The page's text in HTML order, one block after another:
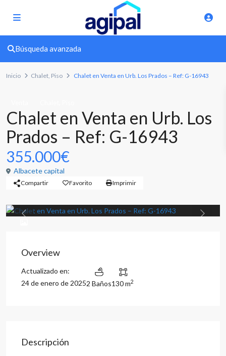
Búsqueda avanzada
Inicio Chalet, Piso Chalet en Venta en Urb. Los Prados – Ref: G-16943
Chalet en Venta en Urb. Los
Prados – Ref: G-16943
355.000€
Albacete capital
Compartir Favorito Imprimir
Previous
Overview
Actualizado en:
24 de enero de 20252 Baños130 m2
Descripción